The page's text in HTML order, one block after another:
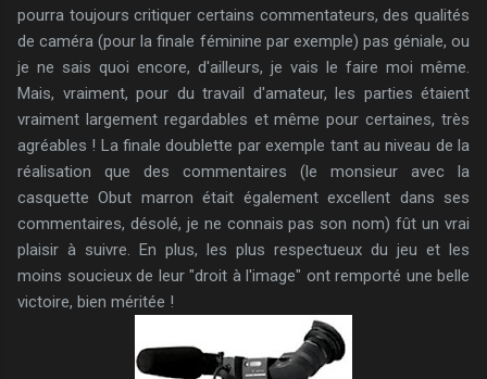
pourra toujours critiquer certains commentateurs, des qualités
de caméra (pour la finale féminine par exemple) pas géniale, ou
je ne sais quoi encore, d'ailleurs, je vais le faire moi même.
Mais, vraiment, pour du travail d'amateur, les parties étaient
vraiment largement regardables et même pour certaines, très
agréables ! La finale doublette par exemple tant au niveau de la
réalisation que des commentaires (le monsieur avec la
casquette Obut marron était également excellent dans ses
commentaires, désolé, je ne connais pas son nom) fût un vrai
plaisir à suivre. En plus, les plus respectueux du jeu et les
moins soucieux de leur "droit à l'image" ont remporté une belle
victoire, bien méritée !